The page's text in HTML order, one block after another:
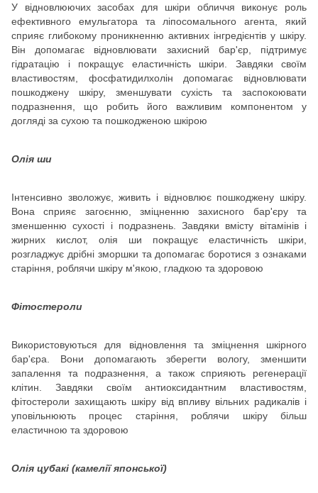
У відновлюючих засобах для шкіри обличчя виконує роль
ефективного емульгатора та ліпосомального агента, який
сприяє глибокому проникненню активних інгредієнтів у шкіру.
Він допомагає відновлювати захисний бар'єр, підтримує
гідратацію і покращує еластичність шкіри. Завдяки своїм
властивостям, фосфатидилхолін допомагає відновлювати
пошкоджену шкіру, зменшувати сухість та заспокоювати
подразнення, що робить його важливим компонентом у
догляді за сухою та пошкодженою шкірою
Олія ши
Інтенсивно зволожує, живить і відновлює пошкоджену шкіру.
Вона сприяє загоєнню, зміцненню захисного бар'єру та
зменшенню сухості і подразнень. Завдяки вмісту вітамінів і
жирних кислот, олія ши покращує еластичність шкіри,
розгладжує дрібні зморшки та допомагає боротися з ознаками
старіння, роблячи шкіру м'якою, гладкою та здоровою
Фітостероли
Використовуються для відновлення та зміцнення шкірного
бар'єра. Вони допомагають зберегти вологу, зменшити
запалення та подразнення, а також сприяють регенерації
клітин. Завдяки своїм антиоксидантним властивостям,
фітостероли захищають шкіру від впливу вільних радикалів і
уповільнюють процес старіння, роблячи шкіру більш
еластичною та здоровою
Олія цубакі (камелії японської)